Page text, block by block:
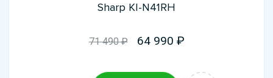
Sharp KI-N41RH
71 490 ₽ 64 990